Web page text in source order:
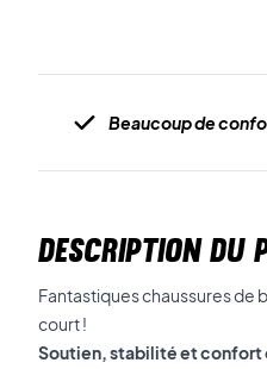
Beaucoup de
DESCRIPTION DU
Fantastiques chaussures de
court !
Soutien, stabilité et confort